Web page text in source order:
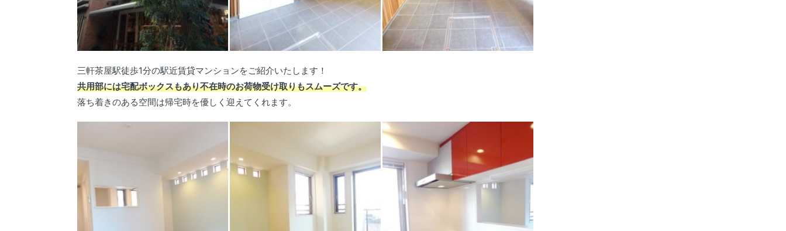
三軒茶屋駅徒歩1分の駅近賃貸マンションをご紹介いたします！
共用部には宅配ボックスもあり不在時のお荷物受け取りもスムーズです。
落ち着きのある空間は帰宅時を優しく迎えてくれます。